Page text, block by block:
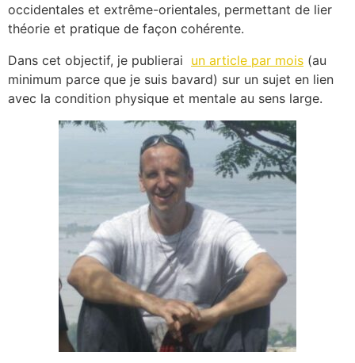
occidentales et extrême-orientales, permettant de lier
théorie et pratique de façon cohérente.
Dans cet objectif, je publierai un article par mois (au
minimum parce que je suis bavard) sur un sujet en lien
avec la condition physique et mentale au sens large.